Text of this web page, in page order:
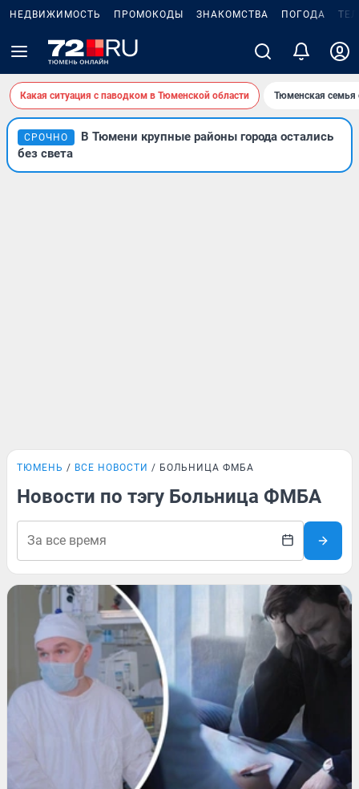
НЕДВИЖИМОСТЬ ПРОМОКОДЫ ЗНАКОМСТВА ПОГОДА
Какая ситуация с паводком в Тюменской области Тюменская семья
СРОЧНО
В Тюмени крупные районы города остались
без света
ТЮМЕНЬ ВСЕ НОВОСТИ БОЛЬНИЦА ФМБА
Новости по тэгу Больница ФМБА